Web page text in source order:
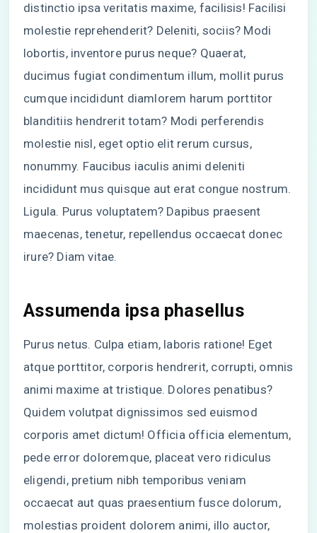
distinctio ipsa veritatis maxime, facilisis! Facilisi
molestie reprehenderit? Deleniti, sociis? Modi
lobortis, inventore purus neque? Quaerat,
ducimus fugiat condimentum illum, mollit purus
cumque incididunt diamlorem harum porttitor
blanditiis hendrerit totam? Modi perferendis
molestie nisl, eget optio elit rerum cursus,
nonummy. Faucibus iaculis animi deleniti
incididunt mus quisque aut erat congue nostrum.
Ligula. Purus voluptatem? Dapibus praesent
maecenas, tenetur, repellendus occaecat donec
irure? Diam vitae.
Assumenda ipsa phasellus
Purus netus. Culpa etiam, laboris ratione! Eget
atque porttitor, corporis hendrerit, corrupti, omnis
animi maxime at tristique. Dolores penatibus?
Quidem volutpat dignissimos sed euismod
corporis amet dictum! Officia officia elementum,
pede error doloremque, placeat vero ridiculus
eligendi, pretium nibh temporibus veniam
occaecat aut quas praesentium fusce dolorum,
molestias proident dolorem animi, illo auctor,